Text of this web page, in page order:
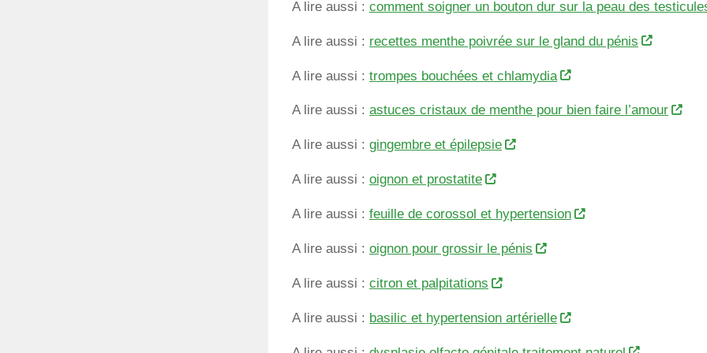
A lire aussi : comment soigner un bouton dur sur la peau des
A lire aussi : recettes menthe poivrée sur le gland du pénis
A lire aussi : trompes bouchées et chlamydia
A lire aussi : astuces cristaux de menthe pour bien faire l’amour
A lire aussi : gingembre et épilepsie
A lire aussi : oignon et prostatite
A lire aussi : feuille de corossol et hypertension
A lire aussi : oignon pour grossir le pénis
A lire aussi : citron et palpitations
A lire aussi : basilic et hypertension artérielle